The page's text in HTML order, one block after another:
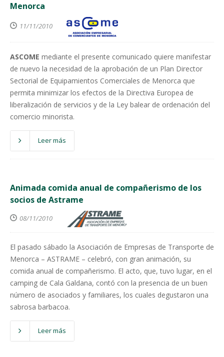
Menorca
11/11/2010
ASCOME mediante el presente comunicado quiere manifestar
de nuevo la necesidad de la aprobación de un Plan Director
Sectorial de Equipamientos Comerciales de Menorca que
permita minimizar los efectos de la Directiva Europea de
liberalización de servicios y de la Ley balear de ordenación del
comercio minorista.
Leer más
Animada comida anual de compañerismo de los
socios de Astrame
08/11/2010
El pasado sábado la Asociación de Empresas de Transporte de
Menorca – ASTRAME – celebró, con gran animación, su
comida anual de compañerismo. El acto, que, tuvo lugar, en el
camping de Cala Galdana, contó con la presencia de un buen
número de asociados y familiares, los cuales degustaron una
sabrosa barbacoa.
Leer más